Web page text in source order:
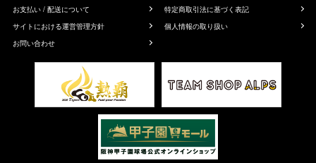
お支払い / 配送について
特定商取引法に基づく表記
サイトにおける運営管理方針
個人情報の取り扱い
お問い合わせ